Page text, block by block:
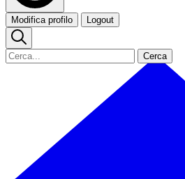
Modifica profilo Logout
Cerca